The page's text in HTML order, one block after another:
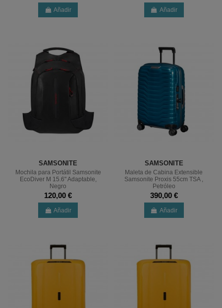
Añadir Añadir
SAMSONITE
Mochila para Portátil Samsonite
EcoDiver M 15.6" Adaptable,
Negro
120,00 €
Añadir
SAMSONITE
Maleta de Cabina Extensible
Samsonite Proxis 55cm TSA ,
Petróleo
390,00 €
Añadir